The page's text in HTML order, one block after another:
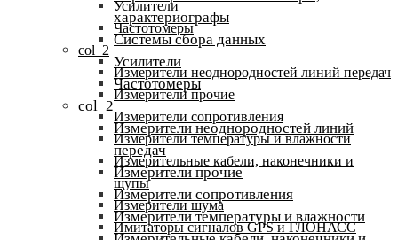
Усилители
Частотомеры
col_2
Измерители неоднородностей линий передач
Измерители прочие
Измерители сопротивления
Измерители температуры и влажности
Измерительные кабели, наконечники и
щупы
Измерители шума
Имитаторы сигналов GPS и ГЛОНАСС
характериографы
Системы сбора данных
Усилители
Частотомеры
col_2
Измерители неоднородностей линий
передач
Измерители прочие
Измерители сопротивления
Измерители температуры и влажности